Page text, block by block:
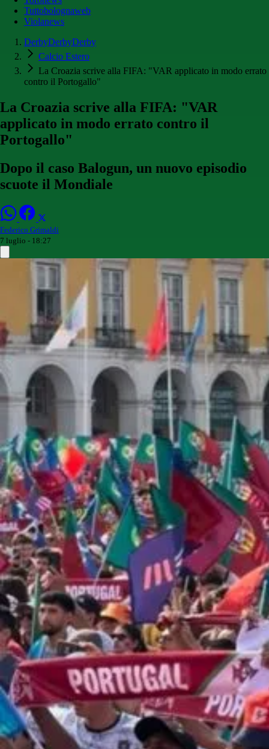
Tuttobolognaweb
Violanews
DerbyDerbyDerby
Calcio Estero
La Croazia scrive alla FIFA: "VAR applicato in modo errato
contro il Portogallo"
La Croazia scrive alla FIFA: "VAR
applicato in modo errato contro il
Portogallo"
Dopo il caso Balogun, un nuovo episodio
scuote il Mondiale
Federico Grimaldi
7 luglio - 18:27